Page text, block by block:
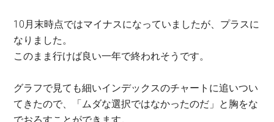
10月末時点ではマイナスになっていましたが、プラスに
なりました。
このまま行けば良い一年で終われそうです。
グラフで見ても細いインデックスのチャートに追いつい
てきたので、「ムダな選択ではなかったのだ」と胸をな
でおろすことができます。